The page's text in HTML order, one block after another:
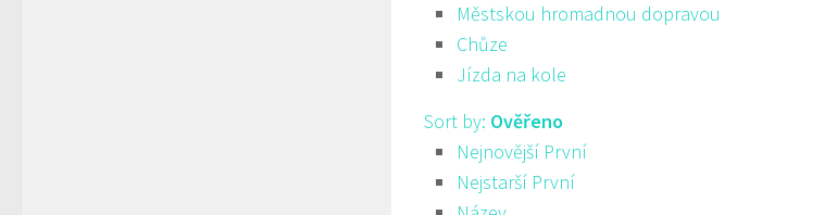
Městskou hromadnou dopravou
Chůze
Jízda na kole
Sort by: Ověřeno
Nejnovější První
Nejstarší První